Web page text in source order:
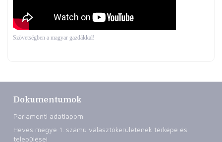
Szövetségben a magyar gazdákkal!
Dokumentumok
Parlamenti adatlapom
Heves megye 1. számú választókerületének térképe és
települései